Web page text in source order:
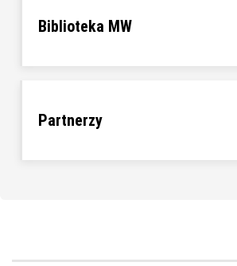
Biblioteka MW
Partnerzy